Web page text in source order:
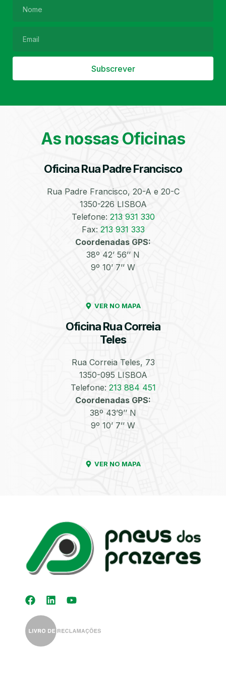
Subscrever
As nossas Oficinas
Oficina Rua Padre Francisco
Rua Padre Francisco, 20-A e 20-C
1350-226 LISBOA
Telefone: 213 931 330
Fax: 213 931 333
Coordenadas GPS:
38º 42’ 56’’ N
9º 10’ 7’’ W
VER NO MAPA
Oficina Rua Correia
Teles
Rua Correia Teles, 73
1350-095 LISBOA
Telefone: 213 884 451
Coordenadas GPS:
38º 43’9’’ N
9º 10’ 7’’ W
VER NO MAPA
Filtro de Partículas Óleos
Bate-Chapas
Higienização e
Automóvel
Enchimento de
Azoto/Nitrogénio
Pneus e Jantes
Rodas
Jantes
Kit Distribuição
Diagnóstico
Auto-Rádios